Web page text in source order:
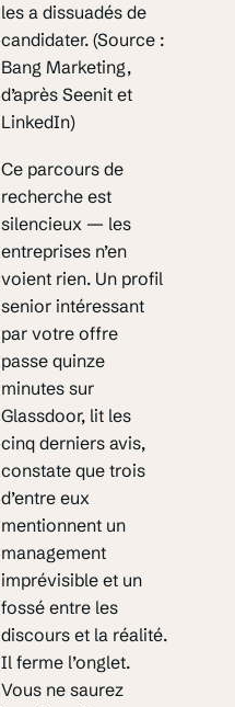
les a dissuadés de
candidater. (Source :
Bang Marketing,
d’après Seenit et
LinkedIn)
Ce parcours de
recherche est
silencieux — les
entreprises n’en
voient rien. Un profil
senior intéressant
par votre offre
passe quinze
minutes sur
Glassdoor, lit les
cinq derniers avis,
constate que trois
d’entre eux
mentionnent un
management
imprévisible et un
fossé entre les
discours et la réalité.
Il ferme l’onglet.
Vous ne saurez